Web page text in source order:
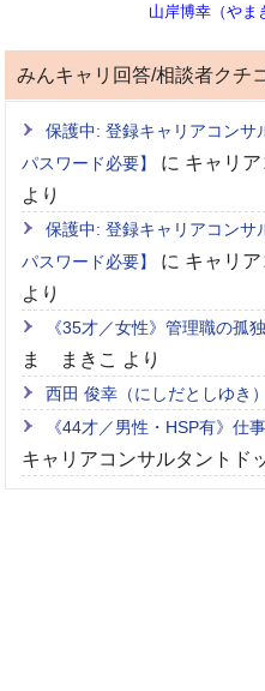
山岸博幸（やま
みんキャリ回答/相談者クチ
保護中: 登録キャリアコン
パスワード必要】
に キャリ
より
保護中: 登録キャリアコン
パスワード必要】
に キャリ
より
《35才／女性》管理職の孤
ま まきこ より
西田 俊幸（にしだとしゆき）
《44才／男性・HSP有》仕
キャリアコンサルタントド